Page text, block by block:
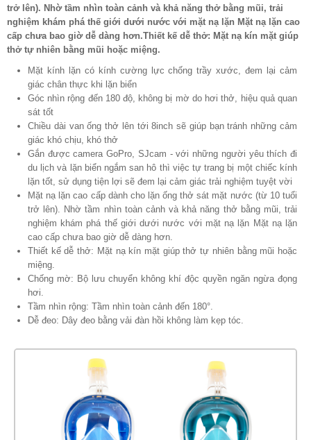
trở lên). Nhờ tầm nhìn toàn cảnh và khả năng thở bằng mũi, trải
nghiệm khám phá thế giới dưới nước với mặt nạ lặn Mặt nạ lặn cao
cấp chưa bao giờ dễ dàng hơn.Thiết kế dễ thở: Mặt nạ kín mặt giúp
thở tự nhiên bằng mũi hoặc miệng.
Mặt kính lặn có kính cường lực chống trầy xước, đem lại cảm
giác chân thực khi lặn biển
Góc nhìn rộng đến 180 độ, không bị mờ do hơi thở, hiệu quả quan
sát tốt
Chiều dài van ống thở lên tới 8inch sẽ giúp bạn tránh những cảm
giác khó chịu, khó thở
Gắn được camera GoPro, SJcam - với những người yêu thích đi
du lịch và lặn biển ngắm san hô thì việc tự trang bị một chiếc kính
lặn tốt, sử dụng tiện lợi sẽ đem lại cảm giác trải nghiệm tuyệt vời
Mặt nạ lặn cao cấp dành cho lặn ống thở sát mặt nước (từ 10 tuổi
trở lên). Nhờ tầm nhìn toàn cảnh và khả năng thở bằng mũi, trải
nghiệm khám phá thế giới dưới nước với mặt nạ lặn Mặt nạ lặn
cao cấp chưa bao giờ dễ dàng hơn.
Thiết kế dễ thở: Mặt nạ kín mặt giúp thở tự nhiên bằng mũi hoặc
miệng.
Chống mờ: Bộ lưu chuyển không khí độc quyền ngăn ngừa đọng
hơi.
Tầm nhìn rộng: Tầm nhìn toàn cảnh đến 180°.
Dễ đeo: Dây đeo bằng vải đàn hồi không làm kẹp tóc.